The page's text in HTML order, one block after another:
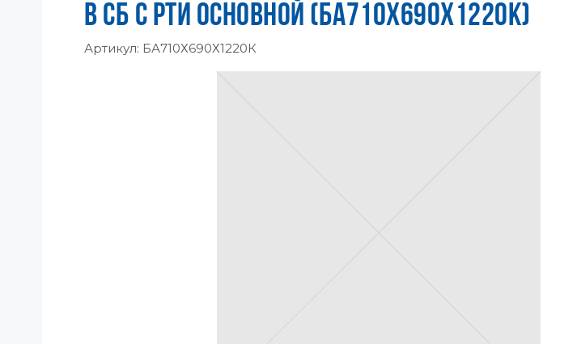
В СБ С РТИ ОСНОВНОЙ (БА710Х690Х1220К)
Артикул: БА710Х690Х1220К